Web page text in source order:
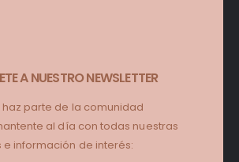
A NUESTRO NEWSLETTER
haz parte de la comunidad
al día con todas nuestras
información de interés: